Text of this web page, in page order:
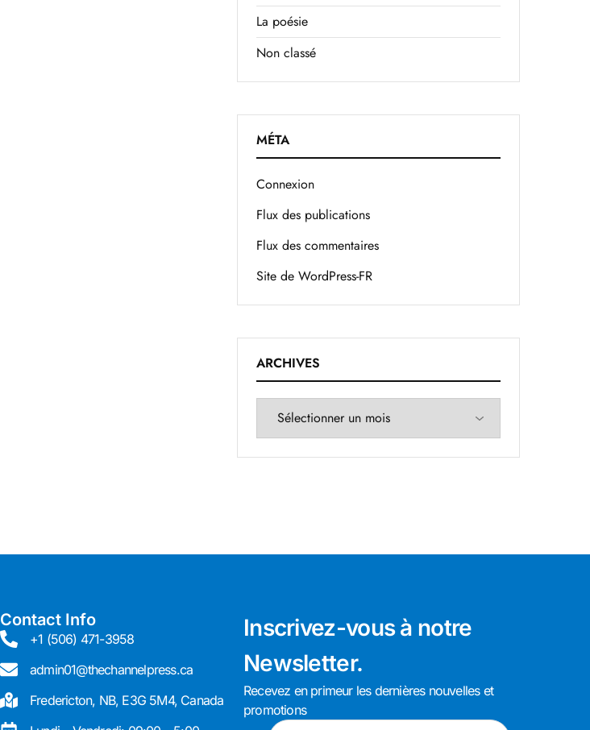
La poésie
Non classé
MÉTA
Connexion
Flux des publications
Flux des commentaires
Site de WordPress-FR
ARCHIVES
Contact Info
+1 (506) 471-3958
admin01@thechannelpress.ca
Fredericton, NB, E3G 5M4, Canada
Inscrivez-vous à notre
Newsletter.
Recevez en primeur les dernières nouvelles et
promotions